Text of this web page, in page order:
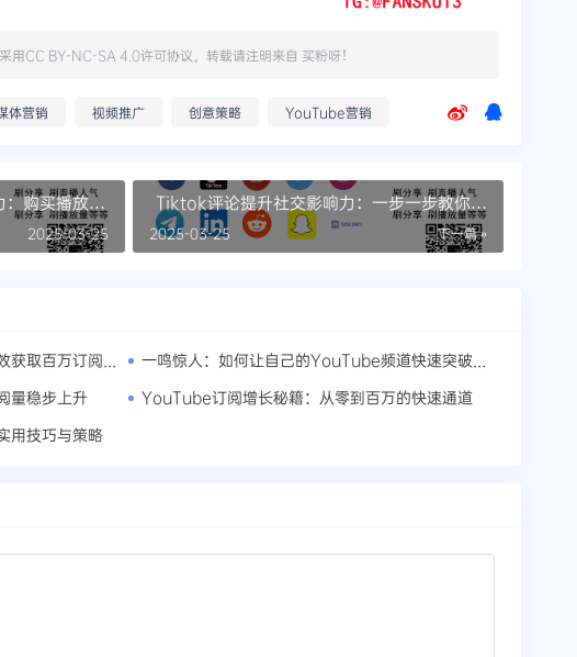
用CC BY-NC-SA 4.0许可协议。转载请注明来自 买粉呀！
体营销 视频推广 创意策略 YouTube营销
购买播放量
2025-03-25
Tiktok评论提升社交影响力：一步一步教你实
现
下一篇 »
2025-03-25
量稳步上升
YouTube订阅增长秘籍：从零到百万的快速通道
用技巧与策略